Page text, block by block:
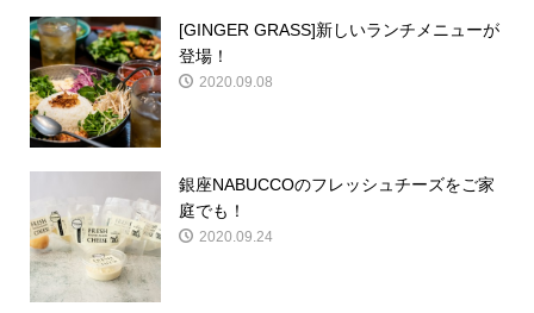
[GINGER GRASS]新しいランチメニューが
登場！
2020.09.08
銀座NABUCCOのフレッシュチーズをご家
庭でも！
2020.09.24